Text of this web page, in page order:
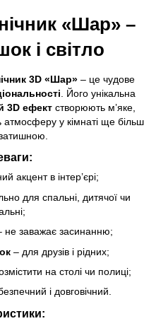
«Шар» –
і світло
3D «Шар» – це чудове
. Його унікальна
3D ефект створюють м’яке,
атмосферу у кімнаті ще більш
акцент в інтер’єрі;
для спальні, дитячої чи
не заважає засинанню;
– для друзів і рідних;
на столі чи полиці;
і довговічний.